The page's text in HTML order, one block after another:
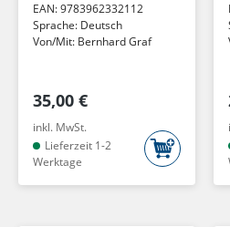
EAN:9783962332112
Sprache: Deutsch
Von/Mit: Bernhard Graf
35,00 €
inkl. MwSt.
Lieferzeit 1-2
Werktage